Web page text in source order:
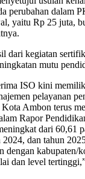
perubahan dalam
yaitu Rp 25 juta,
dari kegiatan
mutu
ISO kini
pelayanan
Ambon terus
Rapor
dari 60,61
dan tahun
dengan kabupaten/
dan level